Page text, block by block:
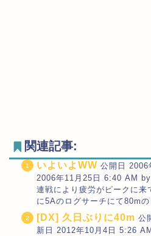
関連記事:
いよいよWW 公開日
2006年11月25日 6:40 AM
連戦により疲労がピークに
に5Aのログサーチにて80mの
[DX] 久日ぶりに40m 公
新日 2012年10月4日 5:26